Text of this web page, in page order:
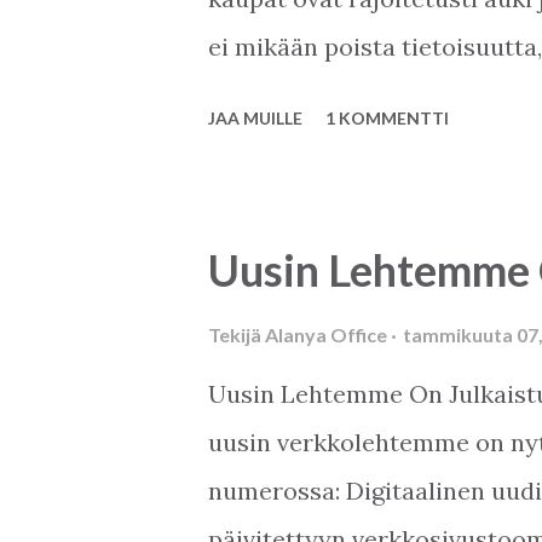
ei mikään poista
kauppoja. Uima-halli on
kaupungin penkit on
pääse istumaan. Ja
suojaimet päässä.
erilainen kevät: Uima-altaat
Hissit sentään liikkuvat.
JAA MUILLE 1 KOMMENTTI
Uusin
Tekijä Alanya Office tammikuuta
Uusin Lehtemme On
uusin verkkolehtemme on
numerossa: Digitaalinen